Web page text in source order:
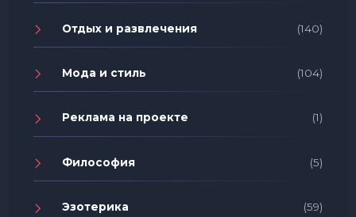
Отдых и развлечения (140)
Мода и стиль (104)
Реклама на проекте (1)
Философия (5)
Эзотерика (59)